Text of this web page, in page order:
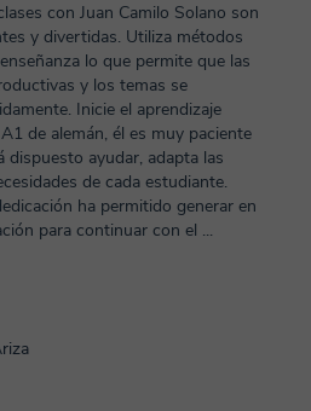
con Juan Camilo Solano son
y divertidas. Utiliza métodos
lo que permite que las
y los temas se
Inicie el aprendizaje
de alemán, él es muy paciente
dispuesto ayudar, adapta las
de cada estudiante.
ha permitido generar en
para continuar con el ...